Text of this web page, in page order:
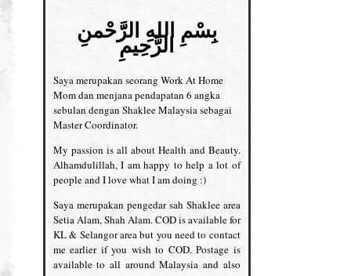
بِسْمِ اللهِ الرَّحْمنِ
الرَّحِيمِ
Saya merupakan seorang Work At Home
Mom dan menjana pendapatan 6 angka
sebulan dengan Shaklee Malaysia sebagai
Master Coordinator.
My passion is all about Health and Beauty.
Alhamdulillah, I am happy to help a lot of
people and I love what I am doing :)
Saya merupakan pengedar sah Shaklee area
Setia Alam, Shah Alam. COD is available for
KL & Selangor area but you need to contact
me earlier if you wish to COD. Postage is
available to all around Malaysia and also